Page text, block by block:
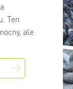
Ten
ale